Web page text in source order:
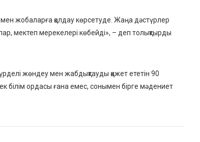
жобаларға қолдау көрсетуде. Жаңа дәстүрлер
мектеп мерекелері көбейді», – деп толықтырды
жөндеу мен жабдықтауды қажет ететін 90
білім ордасы ғана емес, сонымен бірге мәдениет